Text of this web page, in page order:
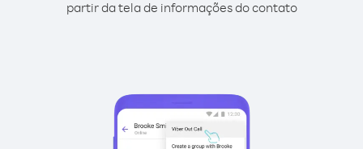
partir da tela de informações do contato